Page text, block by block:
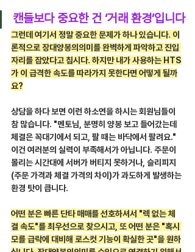
캔들보다 중요한 건 ‘거래 환경’입니다
그런데 여기서 정말 중요한 문제가 하나 있습니다. 이
론적으로 장대양봉의의미를 완벽하게 파악하고 진입
자리를 잡았다고 칩시다. 하지만 내가 사용하는 HTS
가 이 급격한 속도를 따라가지 못한다면 어떻게 될까
요?
상담을 하다 보면 이런 하소연을 하시는 회원님들이
참 많습니다. "멘토님, 분명히 양봉 보고 들어갔는데
체결은 꼭대기에서 되고, 팔 때는 바닥에서 팔려요."
이건 여러분의 실력이 부족해서가 아닙니다. 주문이
몰리는 시간대에 서버가 버티지 못하거나, 슬리피지
(주문 가격과 체결 가격의 차이)가 과도하게 발생하는
환경 탓이 큽니다.
어떤 분은 빠른 단타 매매를 선호하셔서 "렉 없는 체
결 속도"를 최우선으로 찾으시고, 또 어떤 분은 "혹시
모를 급락에 대비해 로스컷 기능이 확실한 곳"을 원하